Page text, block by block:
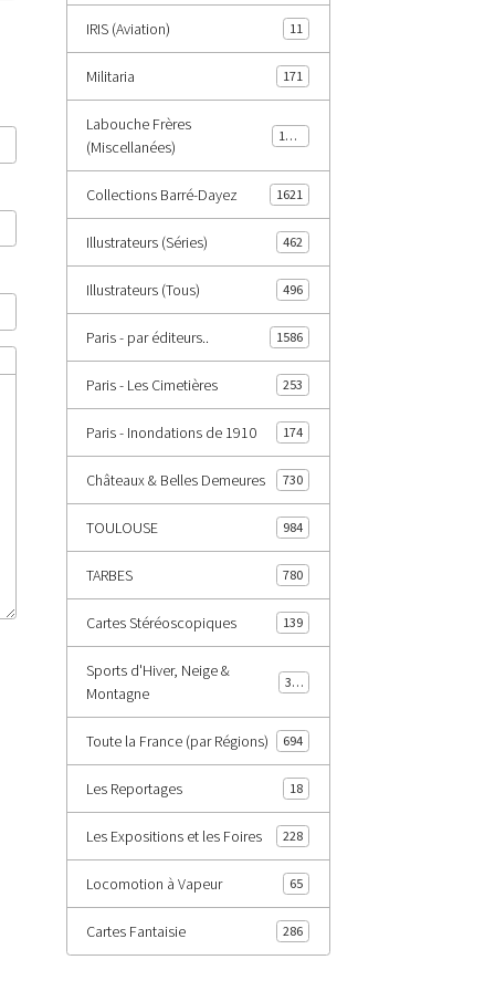
IRIS (Aviation) 11
Militaria 171
Labouche Frères
(Miscellanées)
1402
Collections Barré-Dayez 1621
Illustrateurs (Séries) 462
Illustrateurs (Tous) 496
Paris - par éditeurs.. 1586
Paris - Les Cimetières 253
Paris - Inondations de 1910 174
Châteaux & Belles Demeures 730
TOULOUSE 984
TARBES 780
Cartes Stéréoscopiques 139
Sports d'Hiver, Neige &
Montagne
343
Toute la France (par Régions) 694
Les Reportages 18
Les Expositions et les Foires 228
Locomotion à Vapeur 65
Cartes Fantaisie 286